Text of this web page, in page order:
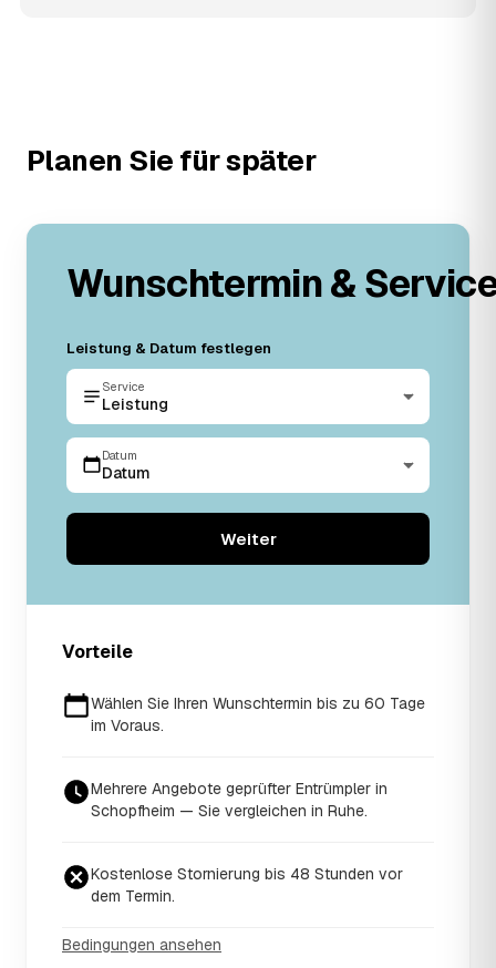
Planen Sie für später
Wunschtermin &
Leistung & Datum festlegen
Service
Leistung
Datum
Datum
Weiter
Vorteile
Wählen Sie Ihren Wunschtermin bis zu 60 Tage
im Voraus.
Mehrere Angebote geprüfter Entrümpler in
Schopfheim — Sie vergleichen in Ruhe.
Kostenlose Stornierung bis 48 Stunden vor
dem Termin.
Bedingungen ansehen